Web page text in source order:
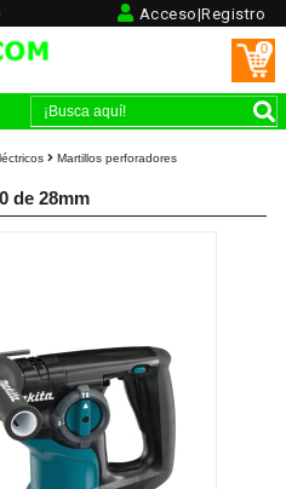
Acceso|Registro
0
Martillos perforadores
de 28mm